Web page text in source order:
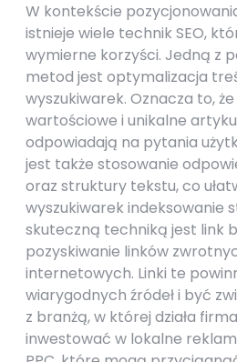
W kontekście
istnieje wiele technik SEO,
wymierne korzyści. Jedną z
metod jest optymalizacja
wyszukiwarek. Oznacza to,
wartościowe i unikalne
odpowiadają na pytania
jest także stosowanie
oraz struktury tekstu, co
wyszukiwarek indeksowanie
skuteczną techniką jest link
pozyskiwanie linków
internetowych. Linki te
wiarygodnych źródeł i być
z branżą, w której działa
inwestować w lokalne